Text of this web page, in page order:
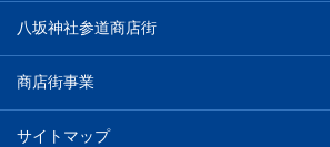
八坂神社参道商店街
商店街事業
サイトマップ